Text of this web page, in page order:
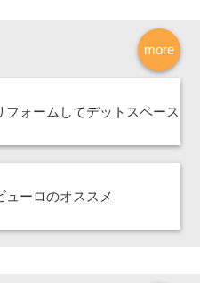
more
フォームしてデットスペース
ューロのオススメ